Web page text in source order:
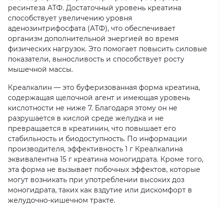
ресинтеза АТФ. Достаточный уровень креатина
способствует увеличению уровня
аденозинтрифосфата (АТФ), что обеспечивает
организм дополнительной энергией во время
физических нагрузок. Это помогает повысить силовые
показатели, выносливость и способствует росту
мышечной массы.
Креалкалин — это буферизованная форма креатина,
содержащая щелочной агент и имеющая уровень
кислотности не ниже 7. Благодаря этому он не
разрушается в кислой среде желудка и не
превращается в креатинин, что повышает его
стабильность и биодоступность. По информации
производителя, эффективность 1 г Креалкалина
эквивалентна 15 г креатина моногидрата. Кроме того,
эта форма не вызывает побочных эффектов, которые
могут возникать при употреблении высоких доз
моногидрата, таких как вздутие или дискомфорт в
желудочно-кишечном тракте.